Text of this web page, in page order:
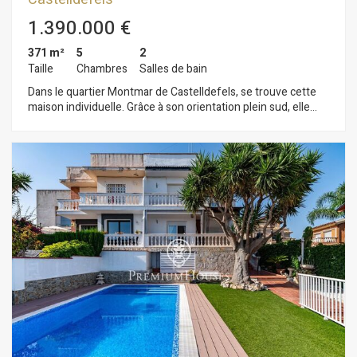
1.390.000 €
371 m²
Taille
5
Chambres
2
Salles de bain
Dans le quartier Montmar de Castelldefels, se trouve cette
maison individuelle. Grâce à son orientation plein sud, elle
maison est répartie sur quatre niveaux. Au premier niveau,
l'espace de vie se compose d'un salon spacieux et lumineux
avec cheminée, offrant une vue panoramique à couper le
souffle sur Barcelone, la mer Méditerranée et les montagnes.
Nous y trouvons également une cuisine indépendante avec
accès direct à l'extérieur, une salle de bain complète et une
buanderie pratique. Un balcon prolonge la vue et accentue la
sensation d'espace. Le deuxième niveau abrite l'espace nuit,
composé de quatre chambres doubles, toutes dotées de
placards intégrés et bénéficiant d'une excellente luminosité.
Deux d'entre elles donnent accès à un balcon offrant une vue
privilégiée. Une salle de bain complète dessert ce niveau. Le
troisième niveau offre une mansarde lumineuse et ouverte
avec une vue magnifique. Depuis la rue, la propriété est